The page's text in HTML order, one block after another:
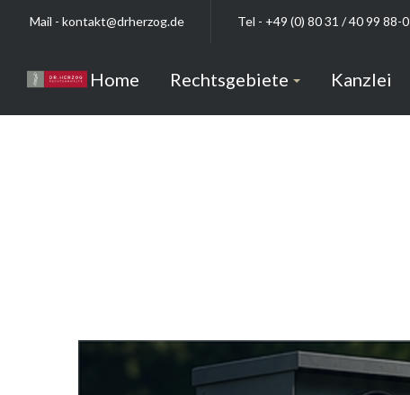
Mail - kontakt@drherzog.de Tel - +49 (0) 80 31 / 40 99 88-0
Home Rechtsgebiete Kanzlei